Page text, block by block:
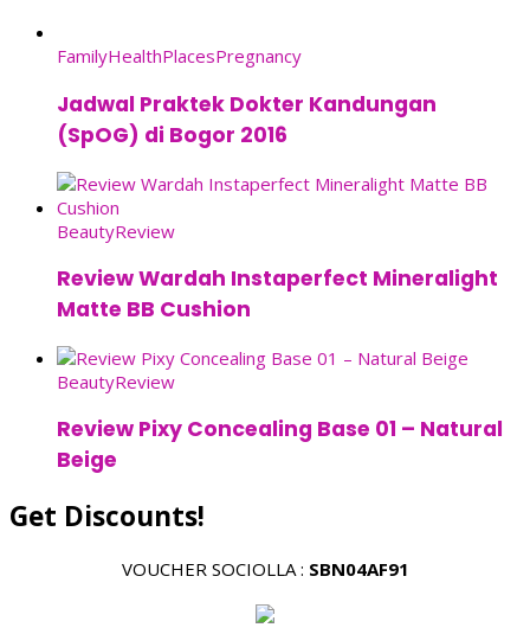
FamilyHealthPlacesPregnancy
Jadwal Praktek Dokter Kandungan
(SpOG) di Bogor 2016
BeautyReview
Review Wardah Instaperfect Mineralight
Matte BB Cushion
BeautyReview
Review Pixy Concealing Base 01 – Natural
Beige
Get Discounts!
VOUCHER SOCIOLLA : SBN04AF91